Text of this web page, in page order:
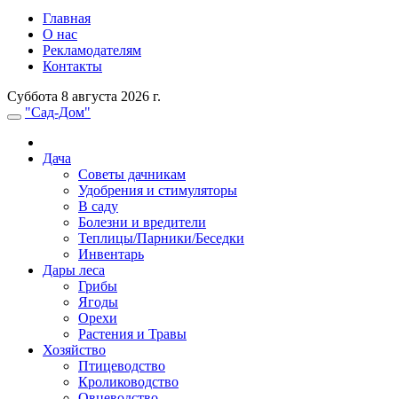
Главная
О нас
Рекламодателям
Контакты
Суббота 8 августа 2026 г.
"Сад-Дом"
Дача
Советы дачникам
Удобрения и стимуляторы
В саду
Болезни и вредители
Теплицы/Парники/Беседки
Инвентарь
Дары леса
Грибы
Ягоды
Орехи
Растения и Травы
Хозяйство
Птицеводство
Кролиководство